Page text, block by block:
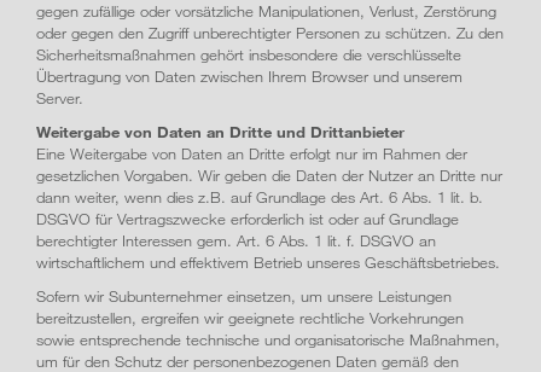
BMD.com
gegen zufällige oder vorsätzliche Manipulationen, Verlust, Zerstörung
oder gegen den Zugriff unberechtigter Personen zu schützen. Zu den
Sicherheits­maß­nahmen gehört insbesondere die verschlüsselte
Übertragung von Daten zwischen Ihrem Browser und unserem
Server.
Weitergabe von Daten an Dritte und Drittanbieter
Eine Weitergabe von Daten an Dritte erfolgt nur im Rahmen der
gesetzlichen Vorgaben. Wir geben die Daten der Nutzer an Dritte nur
dann weiter, wenn dies z.B. auf Grundlage des Art. 6 Abs. 1 lit. b.
DSGVO für Vertragszwecke erforderlich ist oder auf Grundlage
berechtigter Interessen gem. Art. 6 Abs. 1 lit. f. DSGVO an
wirtschaftlichem und effektivem Betrieb unseres Geschäftsbetriebes.
Sofern wir Subunternehmer einsetzen, um unsere Leistungen
bereitzustellen, ergreifen wir geeignete rechtliche Vorkehrungen
sowie entsprechende technische und organisatorische Maßnahmen,
um für den Schutz der personen­bezogenen Daten gemäß den